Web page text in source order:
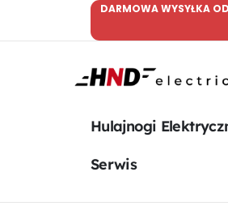
DARMOWA WYSYŁKA
Hulajnogi
Serwis